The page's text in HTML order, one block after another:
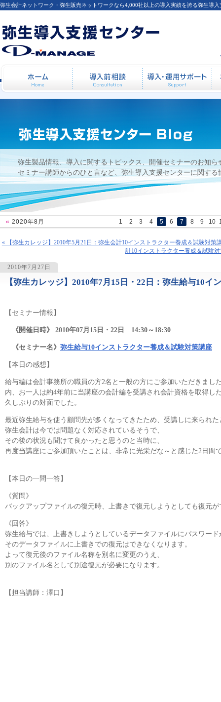
【弥生カレッジ】2010年7月15日・22日：
弥生会計ネットワーク・弥生販売ネットワークなら4,000社以上の導入実績を誇る弥生導
弥生製品情報、導入に関するトピックス、開催セミナーのお知ら
セミナー講師からのひと言など、弥生導入支援センターに関す
«2020年8月 1 2 3 4 5 6 7 8 9 10
« 【弥生カレッジ】2010年5月21日：弥生会計10インストラクター養成＆試験対策
計10インストラクター養成＆試験対
2010年7月27日
【弥生カレッジ】2010年7月15日・22日：弥生給与10イ
【セミナー情報】
《開催日時》 2010年07月15日・22日 14:30～18:30
《セミナー名》 弥生給与10インストラクター養成＆試験対策講座
【本日の感想】
給与編は会計事務所の職員の方2名と一般の方にご参加いただきまし
内、お一人は約4年前に当講座の会計編を受講され会計資格を取得し
久しぶりの対面でした。
最近弥生給与を使う顧問先が多くなってきたため、受講しに来られた
弥生会計は今では問題なく対応されているそうで、
その後の状況も聞けて良かったと思うのと当時に、
再度当講座にご参加頂いたことは、非常に光栄だな～と感じた2日間
【本日の一問一答】
《質問》
バックアップファイルの復元時、上書きで復元しようとしても復元が
《回答》
弥生給与では、上書きしようとしているデータファイルにパスワー
そのデータファイルに上書きでの復元はできなくなります。
よって復元後のファイル名称を別名に変更のうえ、
別のファイル名として別途復元が必要になります。
【担当講師：澤口】
ホーム 導入前相談 導